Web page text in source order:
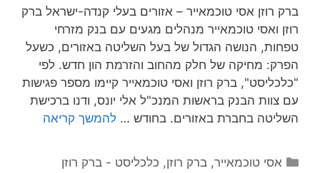
ברק רוזן אסי טוכמאייר – אזורים בעלי קנדה-ישראל ברק
רוזן ואסי טוכמאייר מנהלים מגעים עם בנק מזרחי
טפחות, הנושה הגדול של בעל השליטה באזורים, כשעל
הפרק: מחיקה של חלק מהחוב והזרמת הון חדש. לפי
"כלכליסט", ברק רוזן ואסי טוכמאייר קיימו מספר פגישות
עם צוות הבנק בראשות המנכ"ל אלי יונס, ודנו ברכישת
השליטה בחברת באזורים. בחודש … להמשך קריאה
קטגוריות
אסי טוכמאייר,ברק רוזן, כלכליסט - ברק רוזן